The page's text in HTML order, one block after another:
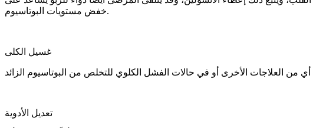
خفض مستويات البوتاسيوم.
غسيل الكلى
تعديل الأدوية